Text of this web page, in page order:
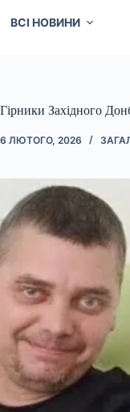
ВСІ НОВИНИ
Гірники Західного
6 ЛЮТОГО, 2026